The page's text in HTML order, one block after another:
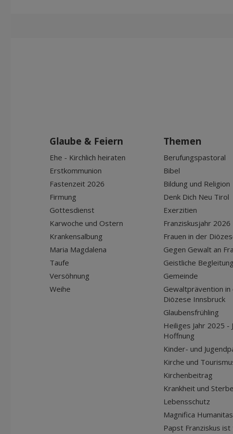
Glaube & Feiern
Ehe - Kirchlich heiraten
Erstkommunion
Fastenzeit 2026
Firmung
Gottesdienst
Karwoche und Ostern
Krankensalbung
Maria Magdalena
Taufe
Versöhnung
Weihe
Themen
Berufungspastoral
Bibel
Bildung und Religion
Denk Dich Neu Tirol
Exerzitien
Franziskusjahr 2026
Frauen in der
Gegen Gewalt an
Geistliche Begleitung
Gemeinde
Gewaltprävention in
Diözese Innsbruck
Glaubensfrühling
Heiliges Jahr 2025 -
Hoffnung
Kinder- und
Kirche und
Kirchenbeitrag
Krankheit und
Lebensschutz
Magnifica Humanitas
Papst Franziskus